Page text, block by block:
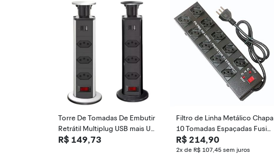
Torre De Tomadas De Embutir
Retrátil Multiplug USB mais US
B Tipo C com 3 Tomadas Ban
R$ 149,73
Filtro de Linha Metálico Chapa
10 Tomadas Espaçadas Fusiv
el
R$ 214,90
2x de R$ 107,45 sem juros